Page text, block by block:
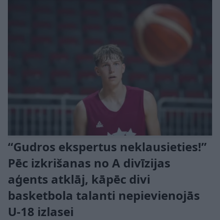
“Gudros ekspertus neklausieties!”
Pēc izkrišanas no A divīzijas
aģents atklāj, kāpēc divi
basketbola talanti nepievienojās
U-18 izlasei